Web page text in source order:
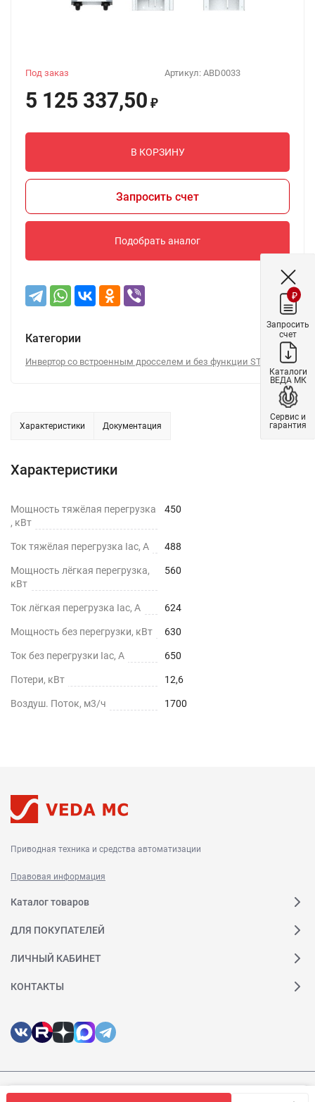
Артикул: ABD0033
Под заказ
5 125 337,50 ₽
В КОРЗИНУ
Запросить счет
Подобрать аналог
Категории
Инвертор со встроенным дросселем и без функции STO
Характеристики Документация
Характеристики
Мощность тяжёлая перегрузка
, кВт
450
Ток тяжёлая перегрузка Iac, А 488
Мощность лёгкая перегрузка,
кВт
560
Ток лёгкая перегрузка Iac, А 624
Мощность без перегрузки, кВт 630
Ток без перегрузки Iac, А 650
Потери, кВт 12,6
Воздуш. Поток, м3/ч 1700
Приводная техника и средства автоматизации
Правовая информация
Каталог товаров
ДЛЯ ПОКУПАТЕЛЕЙ
ЛИЧНЫЙ КАБИНЕТ
КОНТАКТЫ
₽
Запросить
счет
Каталоги
ВЕДА МК
Сервис и
гарантия